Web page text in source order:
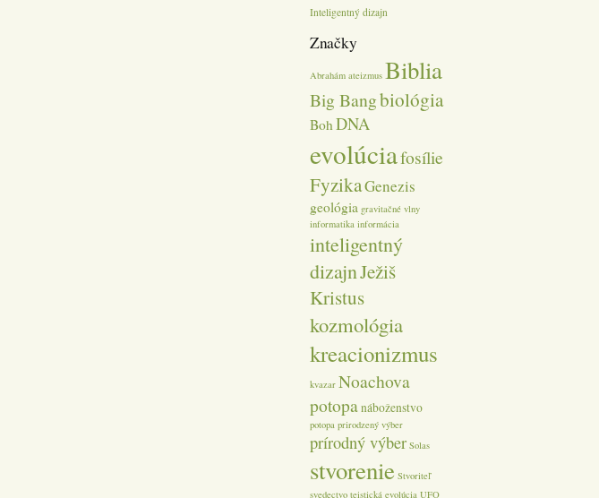
Inteligentný dizajn
Značky
Abrahám ateizmus Biblia
Big Bangbiológia
Boh DNA
evolúciafosílie
FyzikaGenezis
geológia gravitačné vlny
informatika informácia
inteligentný
dizajnJežiš
Kristus
kozmológia
kreacionizmus
kvazar Noachova
potopanáboženstvo
potopa prirodzený výber
prírodný výber Solas
stvorenie Stvoriteľ
svedectvo teistická evolúcia UFO